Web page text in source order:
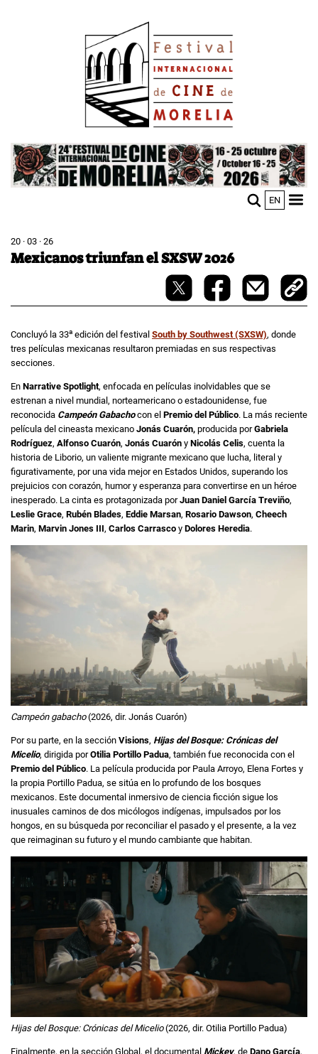
Image
EN
20 · 03 · 26
Mexicanos triunfan el SXSW 2026
Concluyó la 33a edición del festival South by Southwest (SXSW), donde
tres películas mexicanas resultaron premiadas en sus respectivas
secciones.
En Narrative Spotlight, enfocada en películas inolvidables que se
estrenan a nivel mundial, norteamericano o estadounidense, fue
reconocida Campeón Gabachocon el Premio del Público. La más reciente
película del cineasta mexicano Jonás Cuarón, producida porGabriela
Rodríguez, Alfonso Cuarón, Jonás Cuarón y Nicolás Celis, cuenta la
historia de Liborio, un valiente migrante mexicano que lucha, literal y
figurativamente, por una vida mejor en Estados Unidos, superando los
prejuicios con corazón, humor y esperanza para convertirse en un héroe
inesperado. La cinta es protagonizada porJuan Daniel García Treviño,
Leslie Grace, Rubén Blades, Eddie Marsan, Rosario Dawson, Cheech
Marin, Marvin Jones III, Carlos Carrasco y Dolores Heredia.
Campeón gabacho(2026, dir. Jonás Cuarón)
Por su parte, en la sección Visions, Hijas del Bosque: Crónicas del
Micelio, dirigida porOtilia Portillo Padua, también fue reconocida con el
Premio del Público. La película producida por Paula Arroyo, Elena Fortes y
la propia Portillo Padua, se sitúa en lo profundo de los bosques
mexicanos. Este documental inmersivo de ciencia ficción sigue los
inusuales caminos de dos micólogos indígenas, impulsados ​​por los
hongos, en su búsqueda por reconciliar el pasado y el presente, a la vez
que reimaginan su futuro y el mundo cambiante que habitan.
Hijas del Bosque: Crónicas del Micelio(2026, dir. Otilia Portillo Padua)
Finalmente, en la sección Global, el documental Mickey, de Dano García,